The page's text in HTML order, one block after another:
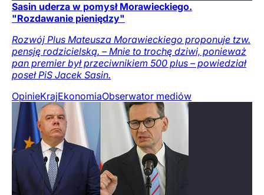
Sasin uderza w pomysł Morawieckiego.
"Rozdawanie pieniędzy"
Rozwój Plus Mateusza Morawieckiego proponuje tzw.
pensję rodzicielską. – Mnie to trochę dziwi, ponieważ
pan premier był przeciwnikiem 500 plus – powiedział
poseł PiS Jacek Sasin.
OpinieKrajEkonomiaObserwator mediów